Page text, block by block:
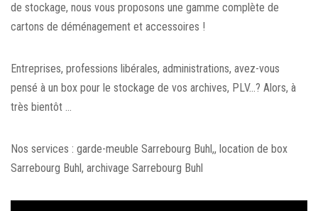
de stockage, nous vous proposons une gamme complète de
cartons de déménagement et accessoires !
Entreprises, professions libérales, administrations, avez-vous
pensé à un box pour le stockage de vos archives, PLV...? Alors, à
très bientôt …
Nos services : garde-meuble Sarrebourg Buhl,, location de box
Sarrebourg Buhl, archivage Sarrebourg Buhl